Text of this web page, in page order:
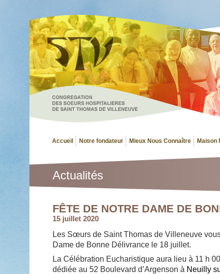
Accueil Notre fondateur Mieux Nous Connaître Maison
Actualités
FÊTE DE NOTRE DAME DE
15 juillet 2020
Les Sœurs de Saint Thomas de Villeneuve
Dame de Bonne Délivrance le 18 juillet.
La Célébration Eucharistique aura lieu à 11 h
dédiée au 52 Boulevard d’Argenson à Neuilly